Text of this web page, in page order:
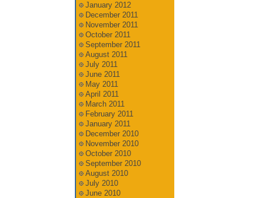
January 2012
December 2011
November 2011
October 2011
September 2011
August 2011
July 2011
June 2011
May 2011
April 2011
March 2011
February 2011
January 2011
December 2010
November 2010
October 2010
September 2010
August 2010
July 2010
June 2010